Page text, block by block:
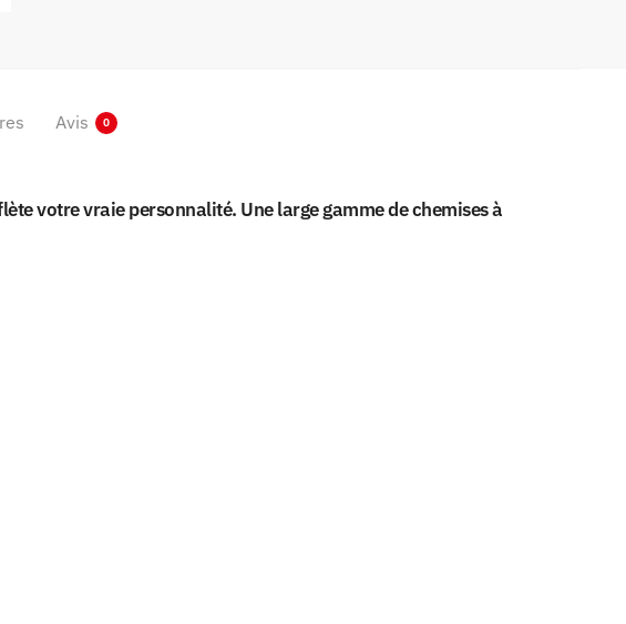
Avis 0
votre vraie personnalité. Une large gamme de chemises à